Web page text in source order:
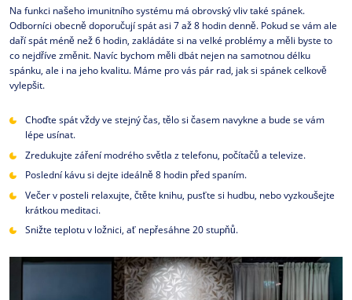
Na funkci našeho imunitního systému má obrovský vliv také spánek.
Odborníci obecně doporučují spát asi 7 až 8 hodin denně. Pokud se vám ale
daří spát méně než 6 hodin, zakládáte si na velké problémy a měli byste to
co nejdříve změnit. Navíc bychom měli dbát nejen na samotnou délku
spánku, ale i na jeho kvalitu. Máme pro vás pár rad, jak si spánek celkově
vylepšit.
Choďte spát vždy ve stejný čas, tělo si časem navykne a bude se vám
lépe usínat.
Zredukujte záření modrého světla z telefonu, počítačů a televize.
Poslední kávu si dejte ideálně 8 hodin před spaním.
Večer v posteli relaxujte, čtěte knihu, pusťte si hudbu, nebo vyzkoušejte
krátkou meditaci.
Snižte teplotu v ložnici, ať nepřesáhne 20 stupňů.